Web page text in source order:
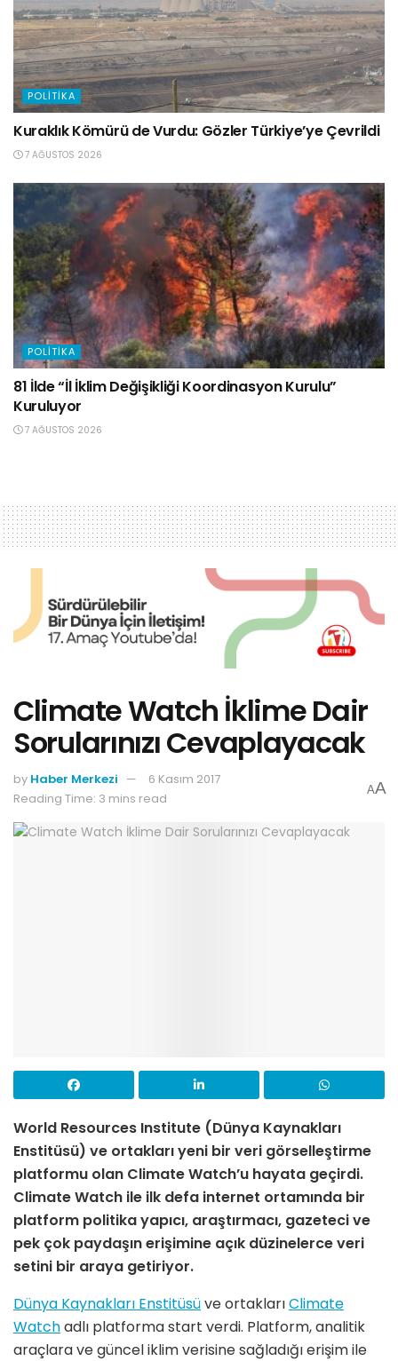
POLITIKA
Kuraklık Kömürü de Vurdu: Gözler Türkiye’ye Çevrildi
7 AĞUSTOS 2026
POLITIKA
81 İlde “İl İklim Değişikliği Koordinasyon Kurulu”
Kuruluyor
7 AĞUSTOS 2026
Climate Watch İklime Dair
Sorularınızı Cevaplayacak
by Haber Merkezi
6 Kasım 2017
Reading Time: 3 mins read
AA
World Resources Institute (Dünya Kaynakları
Enstitüsü) ve ortakları yeni bir veri görselleştirme
platformu olan Climate Watch’u hayata geçirdi.
Climate Watch ile ilk defa internet ortamında bir
platform politika yapıcı, araştırmacı, gazeteci ve
pek çok paydaşın erişimine açık düzinelerce veri
setini bir araya getiriyor.
Dünya Kaynakları Enstitüsüve ortaklarıClimate
Watchadlı platforma start verdi. Platform, analitik
araçlara ve güncel iklim verisine sağladığı erişim ile